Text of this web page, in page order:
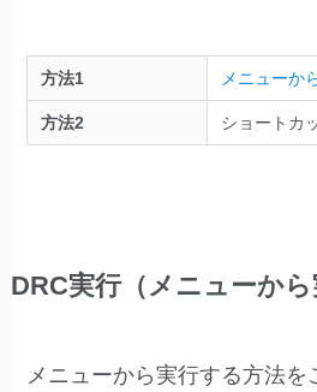
方法1 メニューか
方法2 ショートカ
DRC実行（メニューから
メニューから実行する方法を